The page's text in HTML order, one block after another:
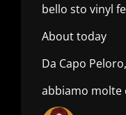
bello sto vinyl
About today
Da Capo
abbiamo molte